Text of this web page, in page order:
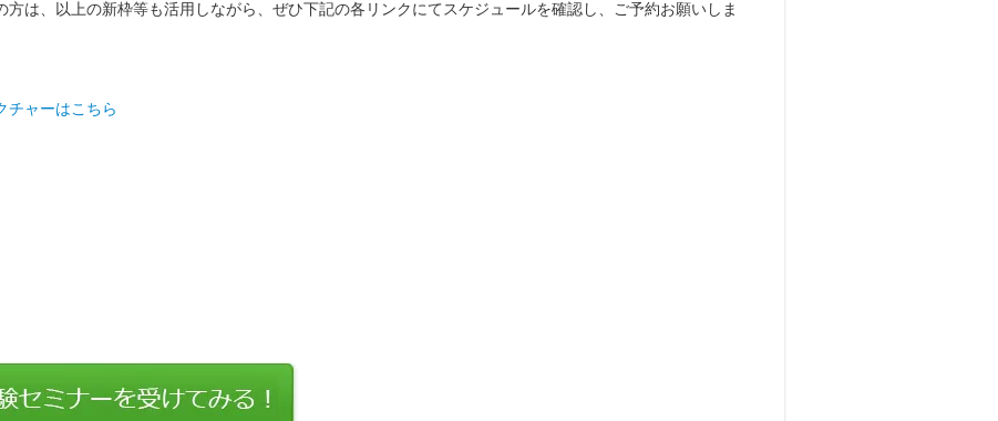
は、以上の新枠等も活用しながら、ぜひ下記の各リンクにてスケジュールを確認し、ご予約お願いしま
チャーはこちら